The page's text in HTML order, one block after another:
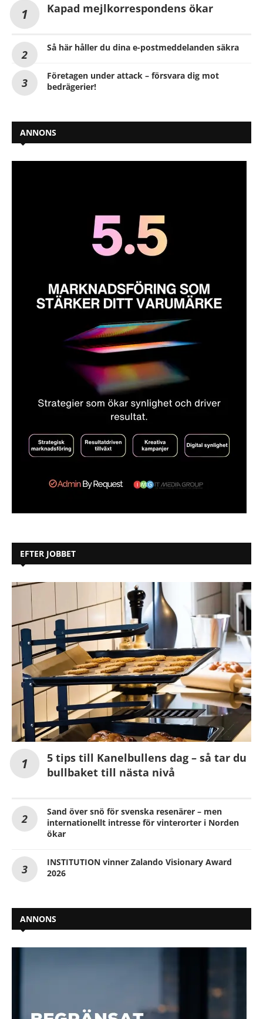
Kapad mejlkorrespondens ökar
Så här håller du dina e-postmeddelanden säkra
Företagen under attack – försvara dig mot
bedrägerier!
ANNONS
EFTER JOBBET
5 tips till Kanelbullens dag – så tar du
bullbaket till nästa nivå
Sand över snö för svenska resenärer – men
internationellt intresse för vinterorter i Norden
ökar
INSTITUTION vinner Zalando Visionary Award
2026
ANNONS